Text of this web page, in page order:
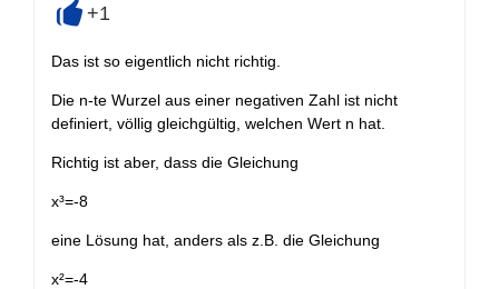
+1
Das ist so eigentlich nicht richtig.
Die n-te Wurzel aus einer negativen Zahl ist nicht
definiert, völlig gleichgültig, welchen Wert n hat.
Richtig ist aber, dass die Gleichung
x³=-8
eine Lösung hat, anders als z.B. die Gleichung
x²=-4